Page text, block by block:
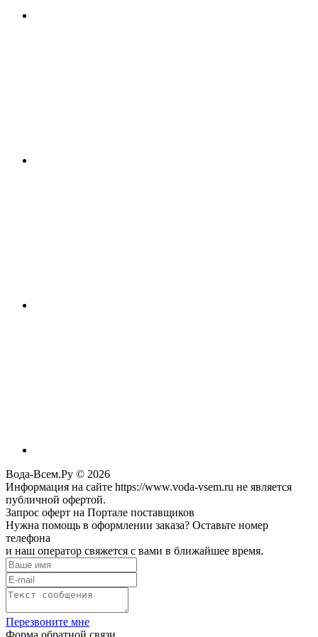
Вода-Всем.Ру © 2026
Информация на сайте https://www.voda-vsem.ru не является
публичной офертой.
Запрос оферт на Портале поставщиков
Нужна помощь в оформлении заказа? Оставьте номер
телефона
и наш оператор свяжется с вами в ближайшее время.
Перезвоните мне